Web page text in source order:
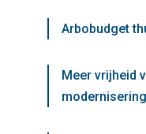
Arbobudget
Meer vrijheid